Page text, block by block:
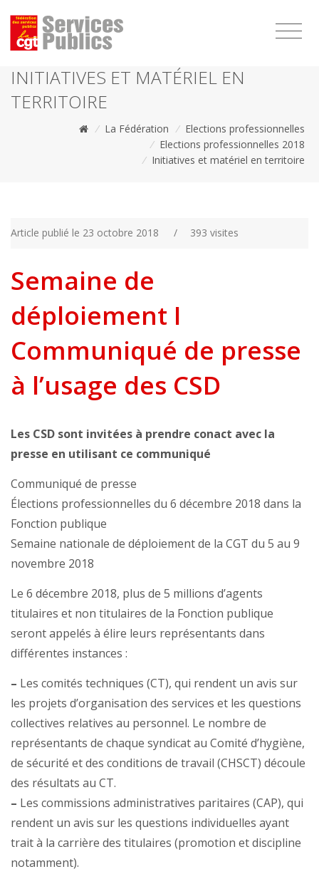
INITIATIVES ET MATÉRIEL EN
TERRITOIRE
/ La Fédération / Elections professionnelles
/ Elections professionnelles 2018
/ Initiatives et matériel en territoire
Article publié le 23 octobre 2018 / 393 visites
Semaine de
déploiement I
Communiqué de presse
à l’usage des CSD
Les CSD sont invitées à prendre conact avec la
presse en utilisant ce communiqué
Communiqué de presse
Élections professionnelles du 6 décembre 2018 dans la
Fonction publique
Semaine nationale de déploiement de la CGT du 5 au 9
novembre 2018
Le 6 décembre 2018, plus de 5 millions d’agents
titulaires et non titulaires de la Fonction publique
seront appelés à élire leurs représentants dans
différentes instances :
– Les comités techniques (CT), qui rendent un avis sur
les projets d’organisation des services et les questions
collectives relatives au personnel. Le nombre de
représentants de chaque syndicat au Comité d’hygiène,
de sécurité et des conditions de travail (CHSCT) découle
des résultats au CT.
– Les commissions administratives paritaires (CAP), qui
rendent un avis sur les questions individuelles ayant
trait à la carrière des titulaires (promotion et discipline
notamment).